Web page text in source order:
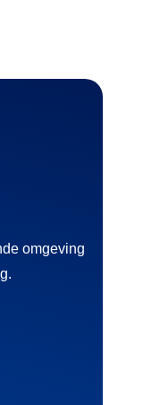
omgeving